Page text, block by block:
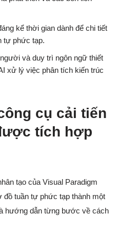
kể thời gian dành để chi tiết
tự phức tạp.
và duy trì ngôn ngữ thiết
xử lý việc phân tích kiến trúc
cụ cải tiến
tích hợp
tạo của Visual Paradigm
tuần tự phức tạp thành một
hướng dẫn từng bước về cách